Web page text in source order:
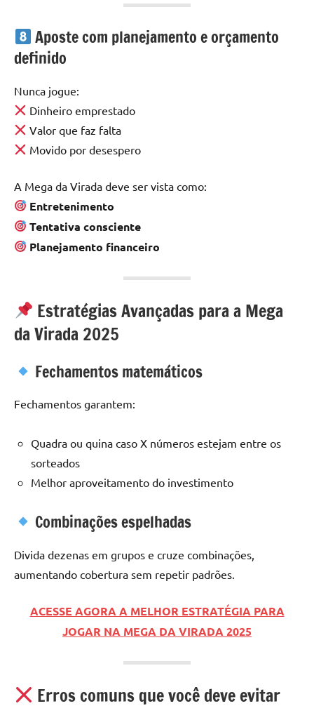
Aposte com planejamento e orçamento
definido
Nunca jogue:
Dinheiro emprestado
Valor que faz falta
Movido por desespero
A Mega da Virada deve ser vista como:
Entretenimento
Tentativa consciente
Planejamento financeiro
Estratégias Avançadas para a Mega
da Virada 2025
Fechamentos matemáticos
Fechamentos garantem:
Quadra ou quina caso X números estejam entre os
sorteados
Melhor aproveitamento do investimento
Combinações espelhadas
Divida dezenas em grupos e cruze combinações,
aumentando cobertura sem repetir padrões.
ACESSE AGORA A MELHOR ESTRATÉGIA PARA
JOGAR NA MEGA DA VIRADA 2025
Erros comuns que você deve evitar